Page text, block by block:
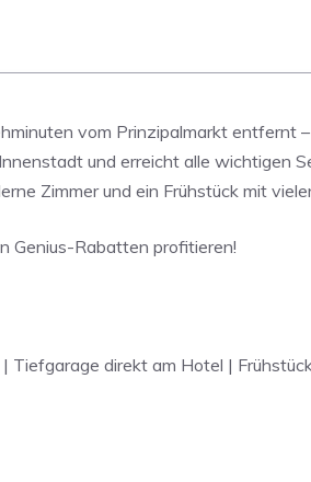
vom Prinzipalmarkt entfernt –
und erreicht alle wichtigen
Zimmer und ein Frühstück mit
Genius-Rabatten profitieren!
Tiefgarage direkt am Hotel |